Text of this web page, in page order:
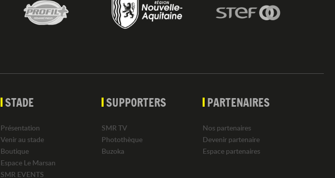
STADE
Présentation
Venir au stade
Boutique
Espace Le Marsan
SMR EVENTS
SUPPORTERS
SMR TV
Photothèque
Buzoka
PARTENAIRES
Nos partenaires
Devenir partenaire
Espace partenaires